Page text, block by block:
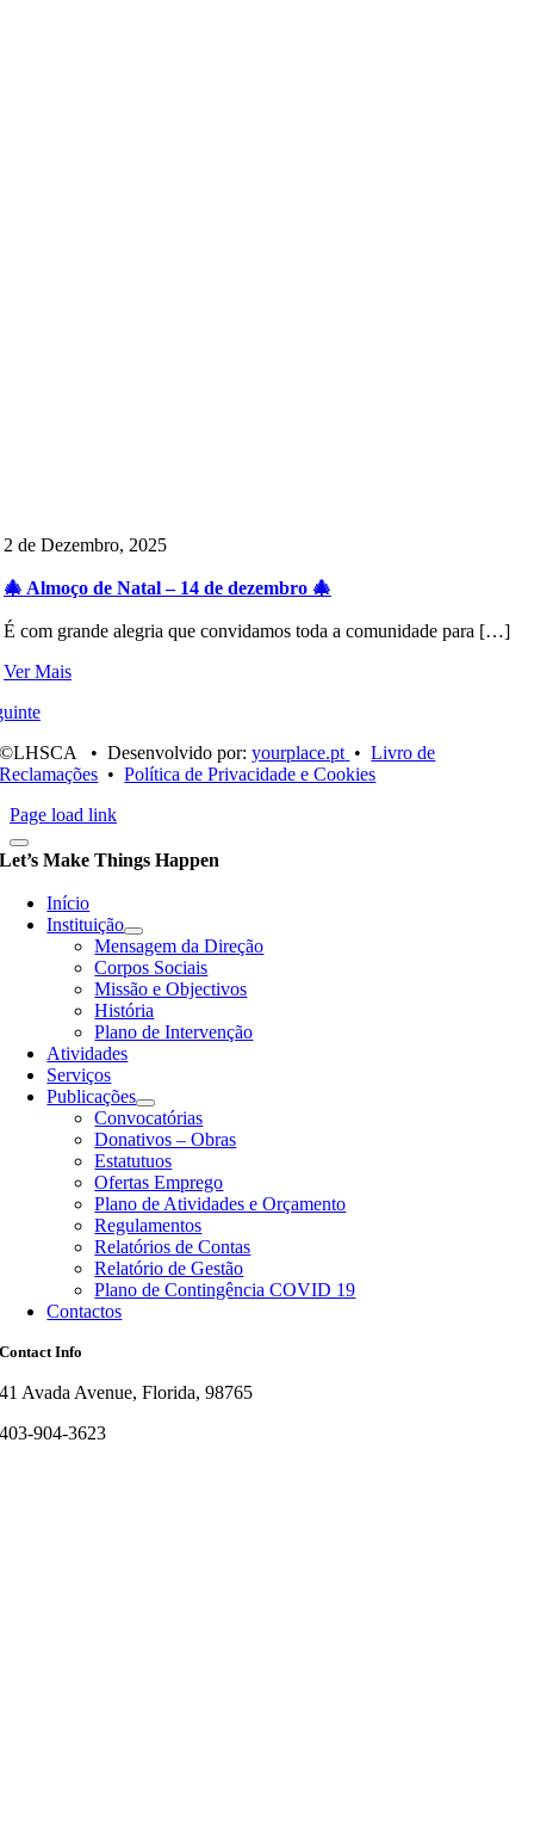
2 de Dezembro, 2025
🎄 Almoço de Natal – 14 de dezembro 🎄
É com grande alegria que convidamos toda a comunidade para […]
Ver Mais
©LHSCA • Desenvolvido por:yourplace.pt •Livro de
Reclamações •Política de Privacidade e Cookies
Page load link
Let’s Make Things Happen
Início
Instituição
Mensagem da Direção
Corpos Sociais
Missão e Objectivos
História
Plano de Intervenção
Atividades
Serviços
Publicações
Convocatórias
Donativos – Obras
Estatutuos
Ofertas Emprego
Plano de Atividades e Orçamento
Regulamentos
Relatórios de Contas
Relatório de Gestão
Plano de Contingência COVID 19
Contactos
Contact Info
41 Avada Avenue, Florida, 98765
403-904-3623